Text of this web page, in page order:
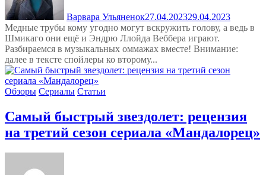
Варвара Ульяненок27.04.202329.04.2023
Медные трубы кому угодно могут вскружить голову, а ведь в
Шмикаго они ещё и Эндрю Ллойда Веббера играют.
Разбираемся в музыкальных оммажах вместе! Внимание:
далее в тексте спойлеры ко второму...
Обзоры Сериалы Статьи
Самый быстрый звездолет: рецензия
на третий сезон сериала «Мандалорец»